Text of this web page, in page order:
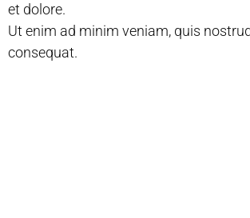
et dolore.
Ut enim ad minim veniam, quis
consequat.